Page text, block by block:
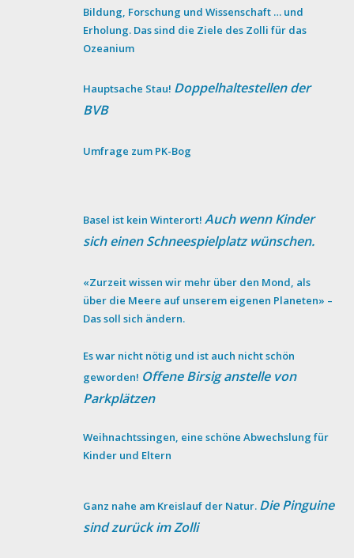
Bildung, Forschung und Wissenschaft … und
Erholung. Das sind die Ziele des Zolli für das
Ozeanium
Hauptsache Stau! Doppelhaltestellen der
BVB
Umfrage zum PK-Bog
Basel ist kein Winterort!Auch wenn Kinder
sich einen Schneespielplatz wünschen.
«Zurzeit wissen wir mehr über den Mond, als
über die Meere auf unserem eigenen Planeten» –
Das soll sich ändern.
Es war nicht nötig und ist auch nicht schön
geworden! Offene Birsig anstelle von
Parkplätzen
Weihnachtssingen, eine schöne Abwechslung für
Kinder und Eltern
Ganz nahe am Kreislauf der Natur. Die Pinguine
sind zurück im Zolli